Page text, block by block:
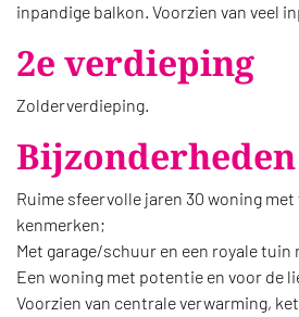
inpandige balkon. Voorzien van veel
2e verdieping
Zolderverdieping.
Bijzonderheden
Ruime sfeervolle jaren 30 woning
kenmerken;
Met garage/schuur en een royale tuin
Een woning met potentie en voor de
Voorzien van centrale verwarming,